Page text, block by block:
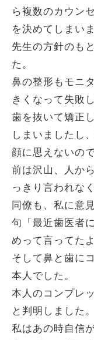
ら複数のカウン
を決めてしまい
先生の方針のも
た。
鼻の整形もモニ
きくなって失敗
歯を抜いて矯正
しまいましたし
顔に思えないので
前は沢山、人か
っきり言われな
同僚も、私に意
句「最近歯医者
めって言ってた
そして鼻と歯に
本人でした。
本人のコンプレ
と判明しました。
私はあの時自信